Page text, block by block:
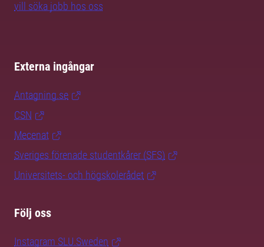
vill söka jobb hos oss
Externa ingångar
Antagning.se
CSN
Mecenat
Sveriges förenade studentkårer (SFS)
Universitets- och högskolerådet
Följ oss
Instagram SLU.Sweden